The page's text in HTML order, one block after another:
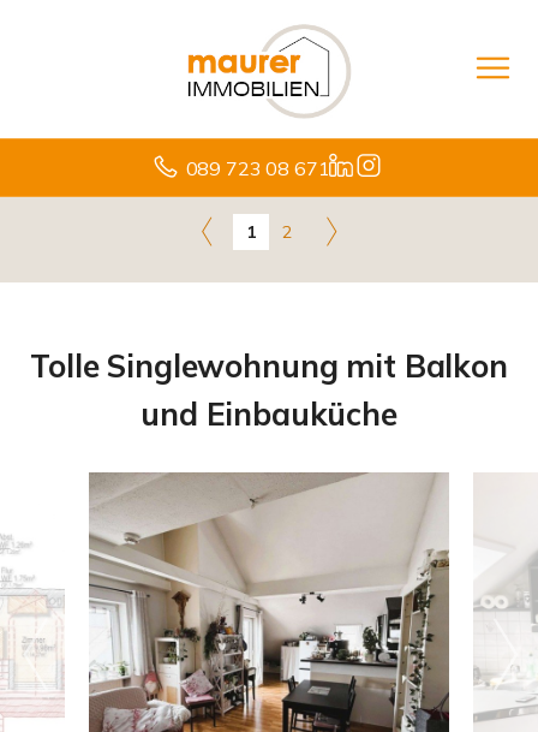
089 723 08 671
1 2
Tolle Singlewohnung mit Balkon
und Einbauküche